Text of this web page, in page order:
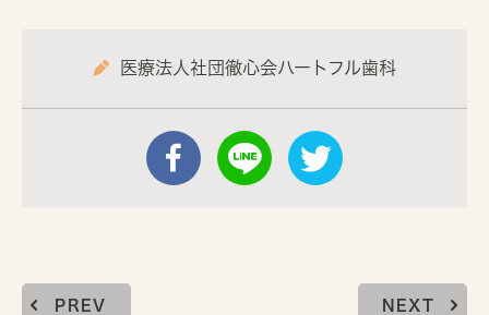
医療法人社団徹心会ハートフル歯科
PREV NEXT